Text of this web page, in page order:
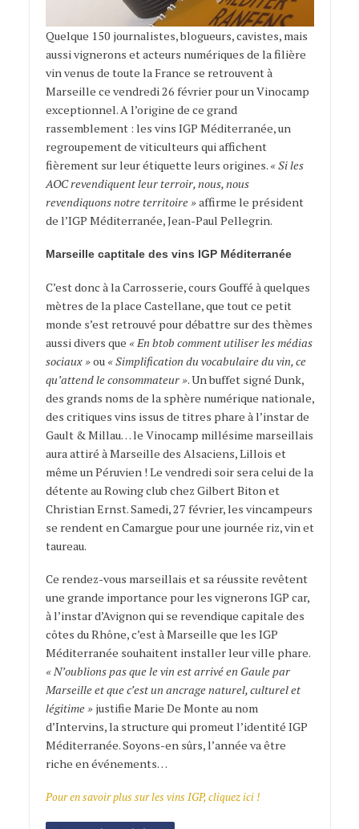
Quelque 150 journalistes, blogueurs, cavistes, mais
aussi vignerons et acteurs numériques de la filière
vin venus de toute la France se retrouvent à
Marseille ce vendredi 26 février pour un Vinocamp
exceptionnel. A l’origine de ce grand
rassemblement : les vins IGP Méditerranée, un
regroupement de viticulteurs qui affichent
fièrement sur leur étiquette leurs origines. « Si les
AOC revendiquent leur terroir, nous, nous
revendiquons notre territoire »affirme le président
de l’IGP Méditerranée, Jean-Paul Pellegrin.
Marseille captitale des vins IGP Méditerranée
C’est donc à la Carrosserie, cours Gouffé à quelques
mètres de la place Castellane, que tout ce petit
monde s’est retrouvé pour débattre sur des thèmes
aussi divers que « En btob comment utiliser les médias
sociaux »ou « Simplification du vocabulaire du vin, ce
qu’attend le consommateur ». Un buffet signé Dunk,
des grands noms de la sphère numérique nationale,
des critiques vins issus de titres phare à l’instar de
Gault & Millau… le Vinocamp millésime marseillais
aura attiré à Marseille des Alsaciens, Lillois et
même un Péruvien ! Le vendredi soir sera celui de la
détente au Rowing club chez Gilbert Biton et
Christian Ernst. Samedi, 27 février, les vincampeurs
se rendent en Camargue pour une journée riz, vin et
taureau.
Ce rendez-vous marseillais et sa réussite revêtent
une grande importance pour les vignerons IGP car,
à l’instar d’Avignon qui se revendique capitale des
côtes du Rhône, c’est à Marseille que les IGP
Méditerranée souhaitent installer leur ville phare.
« N’oublions pas que le vin est arrivé en Gaule par
Marseille et que c’est un ancrage naturel, culturel et
légitime »justifie Marie De Monte au nom
d’Intervins, la structure qui promeut l’identité IGP
Méditerranée. Soyons-en sûrs, l’année va être
riche en événements…
Pour en savoir plus sur les vins IGP, cliquez ici !